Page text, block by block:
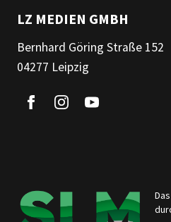
LZ MEDIEN GMBH
Bernhard Göring Straße 152
04277 Leipzig